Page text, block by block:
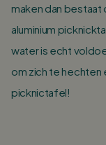
maken dan bestaat
aluminium
water is echt
om zich te hechten
picknictafel!